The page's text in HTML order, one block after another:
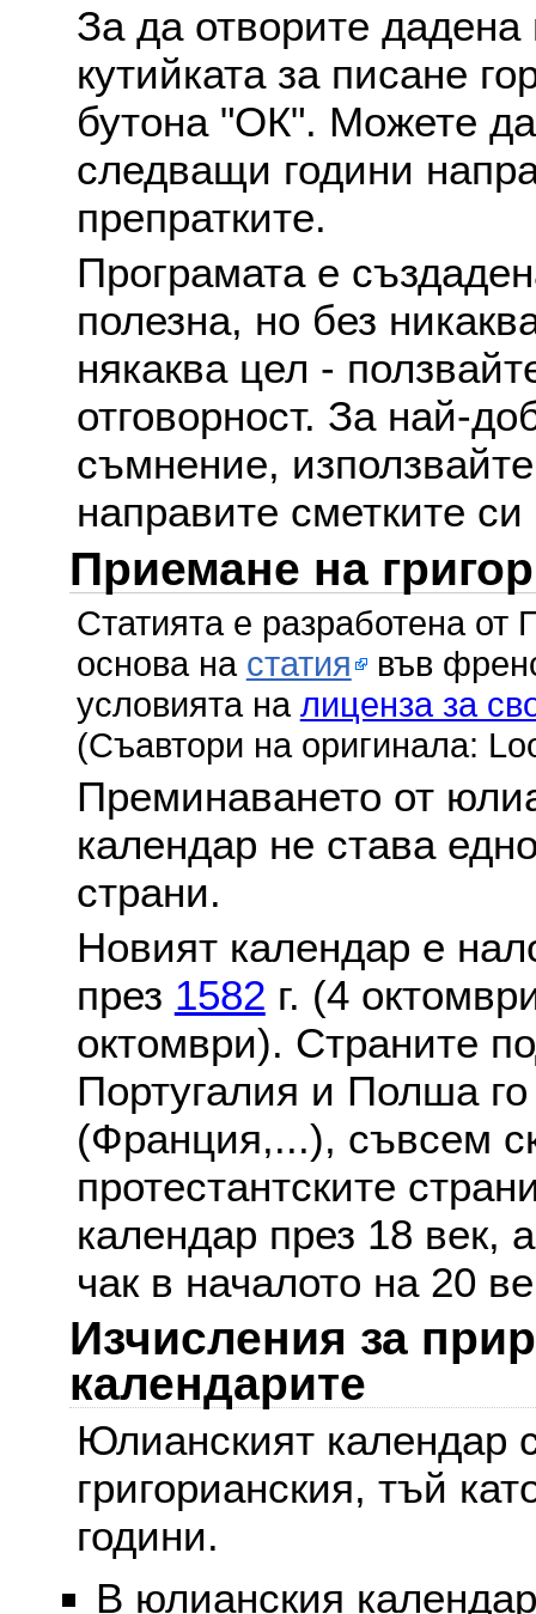
За да отворите
кутийката за писане
бутона "ОК". Можете
следващи години
препратките.
Програмата е
полезна, но без
някаква цел -
отговорност. За най-
съмнение,
направите сметките
Приемане на
Статията е разработена
основа на статия във
условията на лиценза за
(Съавтори на оригинала:
Преминаването от
календар не става
страни.
Новият календар е
през 1582 г. (4
октомври). Страните
Португалия и Полша
(Франция,...), съвсем
протестантските
календар през 18 век,
чак в началото на 20
Изчисления за
календарите
Юлианският календар
григорианския, тъй
години.
В юлианския